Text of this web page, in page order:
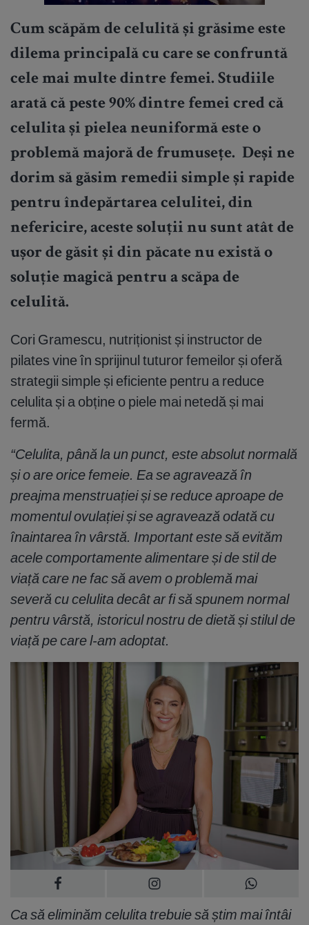
Cum scăpăm de celulită și grăsime este
dilema principală cu care se confruntă
cele mai multe dintre femei. Studiile
arată că peste 90% dintre femei cred că
celulita și pielea neuniformă este o
problemă majoră de frumusețe. Deși ne
dorim să găsim remedii simple și rapide
pentru îndepărtarea celulitei, din
nefericire, aceste soluții nu sunt atât de
ușor de găsit și din păcate nu există o
soluție magică pentru a scăpa de
celulită.
Cori Gramescu, nutriționist și instructor de
pilates vine în sprijinul tuturor femeilor și oferă
strategii simple și eficiente pentru a reduce
celulita și a obține o piele mai netedă și mai
fermă.
“Celulita, până la un punct, este absolut normală
și o are orice femeie. Ea se agravează în
preajma menstruației și se reduce aproape de
momentul ovulației și se agravează odată cu
înaintarea în vârstă. Important este să evităm
acele comportamente alimentare și de stil de
viață care ne fac să avem o problemă mai
severă cu celulita decât ar fi să spunem normal
pentru vârstă, istoricul nostru de dietă și stilul de
viață pe care l-am adoptat.
Ca să eliminăm celulita trebuie să știm mai întâi